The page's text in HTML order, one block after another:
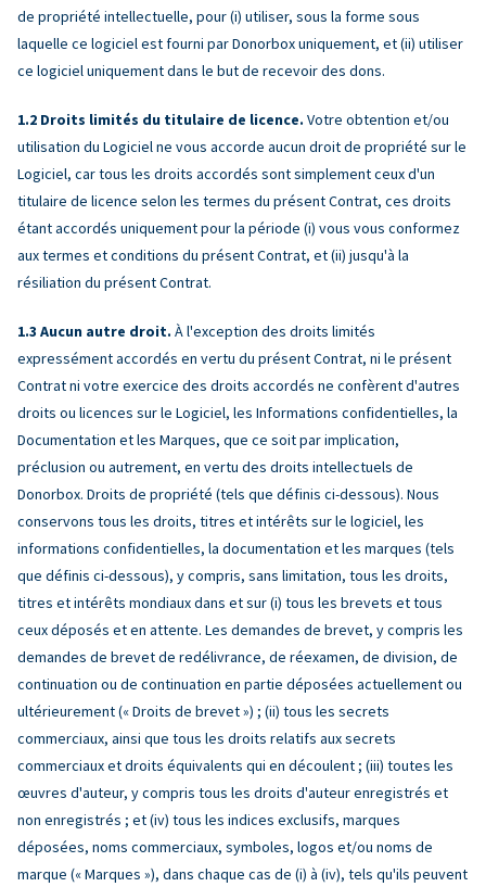
de propriété intellectuelle, pour (i) utiliser, sous la forme sous
laquelle ce logiciel est fourni par Donorbox uniquement, et (ii) utiliser
ce logiciel uniquement dans le but de recevoir des dons.
Droits limités du titulaire de licence. Votre obtention et/ou
utilisation du Logiciel ne vous accorde aucun droit de propriété sur le
Logiciel, car tous les droits accordés sont simplement ceux d'un
titulaire de licence selon les termes du présent Contrat, ces droits
étant accordés uniquement pour la période (i) vous vous conformez
aux termes et conditions du présent Contrat, et (ii) jusqu'à la
résiliation du présent Contrat.
Aucun autre droit. À l'exception des droits limités
expressément accordés en vertu du présent Contrat, ni le présent
Contrat ni votre exercice des droits accordés ne confèrent d'autres
droits ou licences sur le Logiciel, les Informations confidentielles, la
Documentation et les Marques, que ce soit par implication,
préclusion ou autrement, en vertu des droits intellectuels de
Donorbox. Droits de propriété (tels que définis ci-dessous). Nous
conservons tous les droits, titres et intérêts sur le logiciel, les
informations confidentielles, la documentation et les marques (tels
que définis ci-dessous), y compris, sans limitation, tous les droits,
titres et intérêts mondiaux dans et sur (i) tous les brevets et tous
ceux déposés et en attente. Les demandes de brevet, y compris les
demandes de brevet de redélivrance, de réexamen, de division, de
continuation ou de continuation en partie déposées actuellement ou
ultérieurement (« Droits de brevet ») ; (ii) tous les secrets
commerciaux, ainsi que tous les droits relatifs aux secrets
commerciaux et droits équivalents qui en découlent ; (iii) toutes les
œuvres d'auteur, y compris tous les droits d'auteur enregistrés et
non enregistrés ; et (iv) tous les indices exclusifs, marques
déposées, noms commerciaux, symboles, logos et/ou noms de
marque (« Marques »), dans chaque cas de (i) à (iv), tels qu'ils peuvent